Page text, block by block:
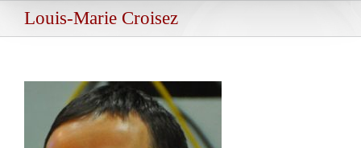
Louis-Marie Croisez